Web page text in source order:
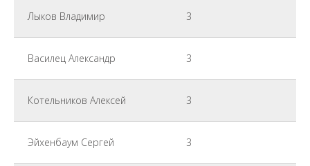
Лыков Владимир 3
Василец Александр 3
Котельников Алексей 3
Эйхенбаум Сергей 3